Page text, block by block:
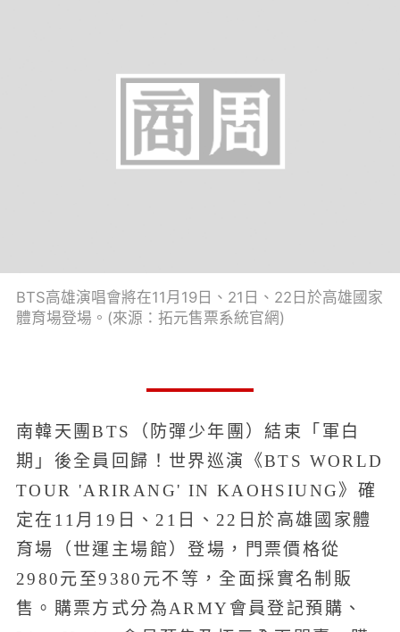
BTS高雄演唱會將在11月19日、21日、22日於高雄國家
體育場登場。(來源：拓元售票系統官網)
南韓天團BTS（防彈少年團）結束「軍白
期」後全員回歸！世界巡演《BTS WORLD
TOUR 'ARIRANG' IN KAOHSIUNG》確
定在11月19日、21日、22日於高雄國家體
育場（世運主場館）登場，門票價格從
2980元至9380元不等，全面採實名制販
售。購票方式分為ARMY會員登記預購、